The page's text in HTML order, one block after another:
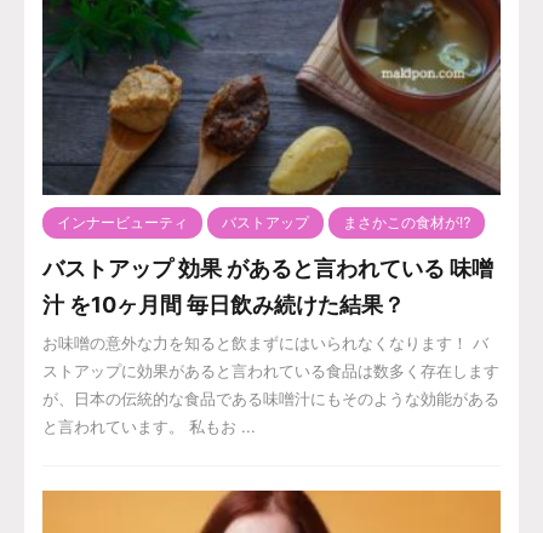
インナービューティ バストアップ まさかこの食材が⁉️
バストアップ 効果 があると言われている 味噌
汁 を10ヶ月間 毎日飲み続けた結果？
お味噌の意外な力を知ると飲まずにはいられなくなります！ バ
ストアップに効果があると言われている食品は数多く存在します
が、日本の伝統的な食品である味噌汁にもそのような効能がある
と言われています。 私もお ...